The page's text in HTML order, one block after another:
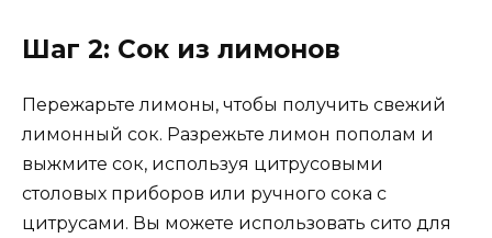
Шаг 2: Сок из лимонов
Пережарьте лимоны, чтобы получить свежий
лимонный сок. Разрежьте лимон пополам и
выжмите сок, используя цитрусовыми
столовых приборов или ручного сока с
цитрусами. Вы можете использовать сито для